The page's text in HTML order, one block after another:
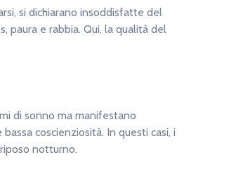
si dichiarano insoddisfatte del
paura e rabbia. Qui, la qualità del
di sonno ma manifestano
coscienziosità. In questi casi, i
notturno.